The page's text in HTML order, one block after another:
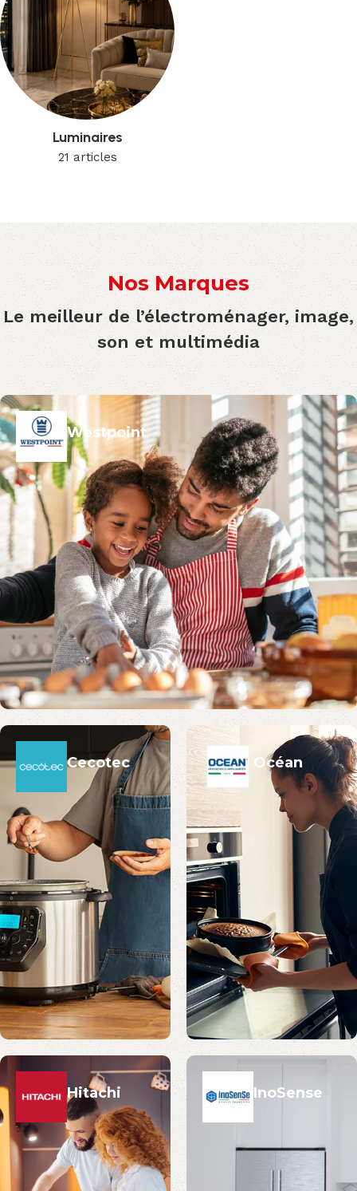
Luminaires
21 articles
Nos Marques
Le meilleur de l’électroménager, image,
son et multimédia
Westpoint
Cecotec Océan
Hitachi InoSense